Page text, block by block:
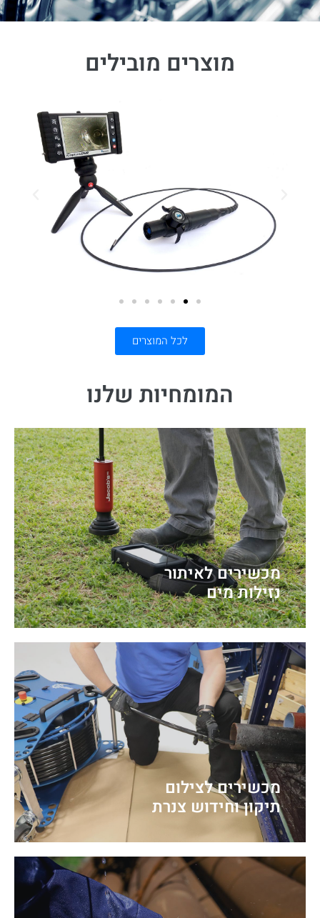
מוצרים מובילים
לכל המוצרים
המומחיות שלנו
מכשירים לאיתור
נזילות מים
מכשירים לצילום
תיקון וחידוש צנרת